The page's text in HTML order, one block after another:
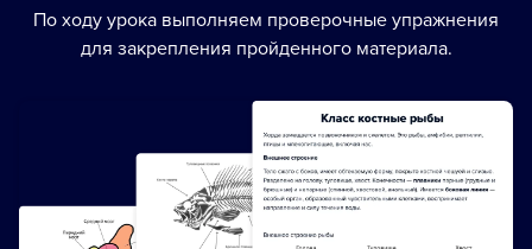
По ходу урока выполняем проверочные упражнения
для закрепления пройденного материала.